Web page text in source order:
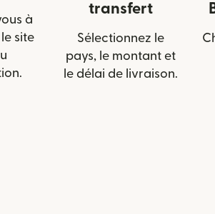
à
site
transfert
Sélectionnez le
pays, le montant et
le délai de livraison.